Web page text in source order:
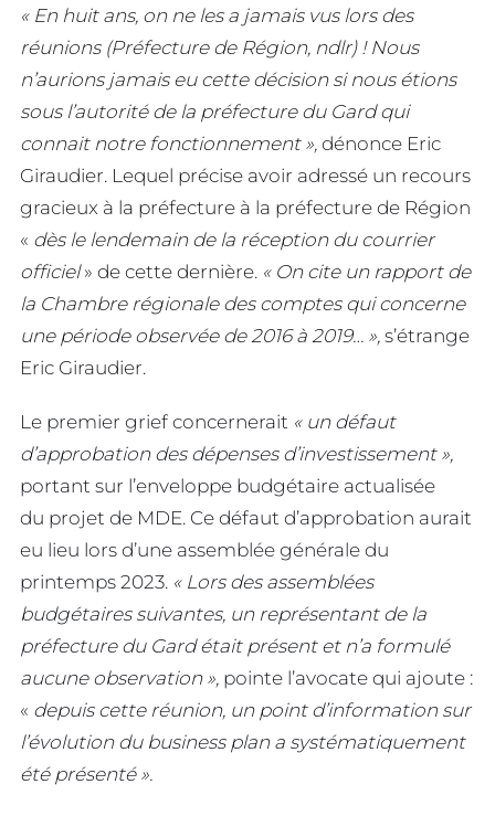
« En huit ans, on ne les a jamais vus lors des
réunions (Préfecture de Région, ndlr) ! Nous
n’aurions jamais eu cette décision si nous étions
sous l’autorité de la préfecture du Gard qui
connait notre fonctionnement », dénonce Eric
Giraudier. Lequel précise avoir adressé un recours
gracieux à la préfecture à la préfecture de Région
« dès le lendemain de la réception du courrier
officiel» de cette dernière. « On cite un rapport de
la Chambre régionale des comptes qui concerne
une période observée de 2016 à 2019… », s’étrange
Eric Giraudier.
Le premier grief concernerait « un défaut
d’approbation des dépenses d’investissement »,
portant sur l’enveloppe budgétaire actualisée
du projet de MDE. Ce défaut d’approbation aurait
eu lieu lors d’une assemblée générale du
printemps 2023. « Lors des assemblées
budgétaires suivantes, un représentant de la
préfecture du Gard était présent et n’a formulé
aucune observation », pointe l’avocate qui ajoute :
« depuis cette réunion, un point d’information sur
l’évolution du business plan a systématiquement
été présenté ».